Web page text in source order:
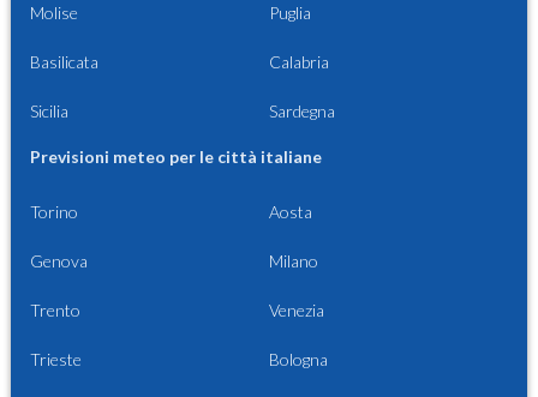
Molise Puglia
Basilicata Calabria
Sicilia Sardegna
Previsioni meteo per le città italiane
Torino Aosta
Genova Milano
Trento Venezia
Trieste Bologna